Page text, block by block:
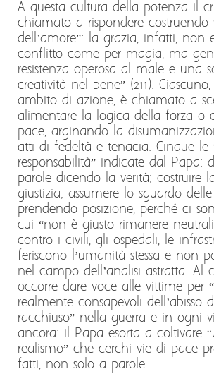
A questa cultura della potenza il
chiamato a rispondere costruendo
dell’amore”: la grazia, infatti, non
conflitto come per magia, ma
resistenza operosa al male e una
creatività nel bene” (211).
ambito di azione, è chiamato a
alimentare la logica della forza o
pace, arginando la
atti di fedeltà e tenacia. Cinque le
responsabilità” indicate dal Papa:
parole dicendo la verità; costruire
giustizia; assumere lo sguardo
prendendo posizione, perché ci
cui “non è giusto rimanere
contro i civili, gli ospedali, le
feriscono l’umanità stessa e non
nel campo dell’analisi astratta. Al
occorre dare voce alle vittime per
realmente consapevoli dell’abisso
racchiuso” nella guerra e in ogni
ancora: il Papa esorta a coltivare
realismo” che cerchi vie di pace
fatti, non solo a parole.